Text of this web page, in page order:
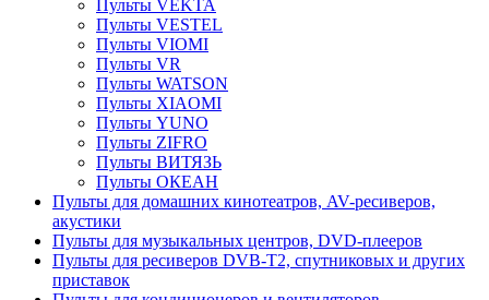
Пульты VEKTA
Пульты VESTEL
Пульты VIOMI
Пульты VR
Пульты WATSON
Пульты XIAOMI
Пульты YUNO
Пульты ZIFRO
Пульты ВИТЯЗЬ
Пульты ОКЕАН
Пульты для домашних кинотеатров, AV-ресиверов,
акустики
Пульты для музыкальных центров, DVD-плееров
Пульты для ресиверов DVB-T2, спутниковых и других
приставок